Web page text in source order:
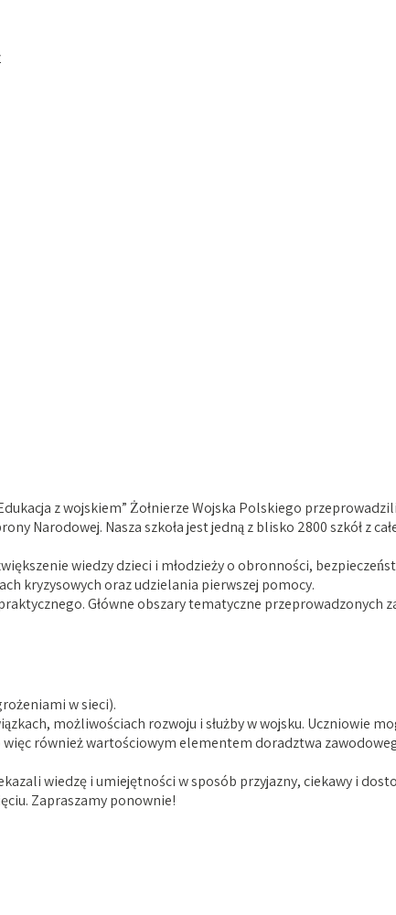
z wojskiem” Żołnierze Wojska Polskiego
Narodowej. Nasza szkoła jest jedną z blisko 2800 szkół z
wiedzy dzieci i młodzieży o obronności,
kryzysowych oraz udzielania pierwszej pomocy.
Główne obszary tematyczne przeprowadzonych
w sieci).
możliwościach rozwoju i służby w wojsku. Uczniowie
więc również wartościowym elementem doradztwa
wiedzę i umiejętności w sposób przyjazny, ciekawy i
Zapraszamy ponownie!